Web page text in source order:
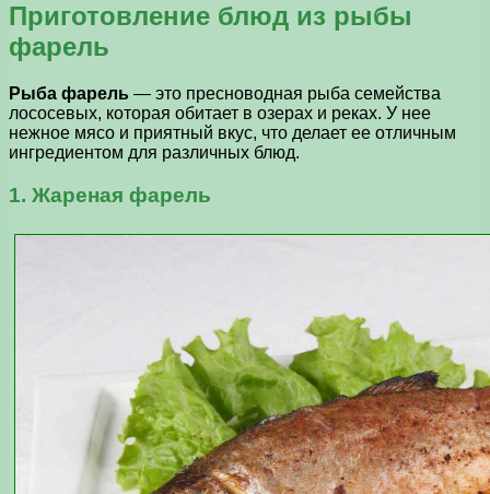
Приготовление блюд из рыбы
фарель
Рыба фарель — это пресноводная рыба семейства
лососевых, которая обитает в озерах и реках. У нее
нежное мясо и приятный вкус, что делает ее отличным
ингредиентом для различных блюд.
1. Жареная фарель